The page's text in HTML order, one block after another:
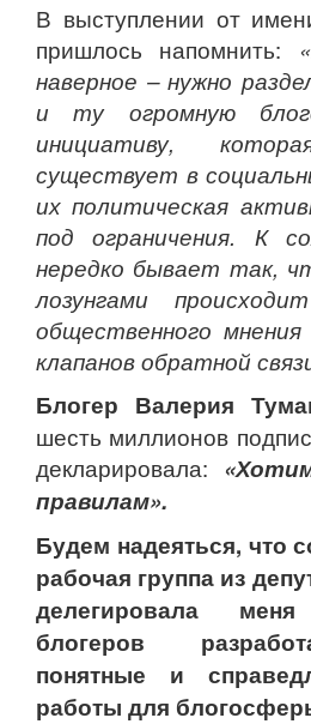
В выступлении от
пришлось напомнить:
наверное – нужно
и ту огромную
инициативу,
существует в
их политическая
под ограничения. К
нередко бывает так,
лозунгами
общественного мнения
клапанов обратной
Блогер Валерия
шесть миллионов
декларировала:
правилам».
Будем надеяться, что
рабочая группа из
делегировала
блогеров
понятные и
работы для